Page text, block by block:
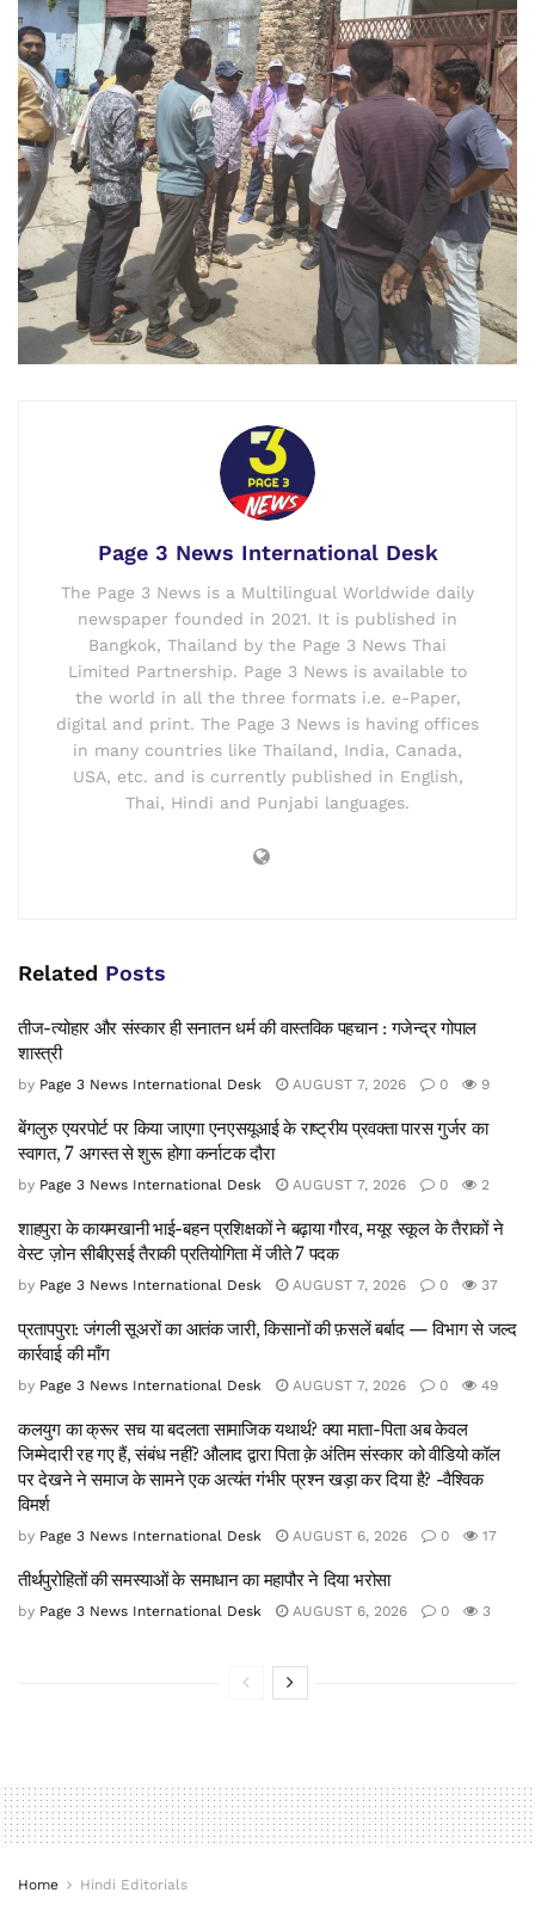
Page 3 News International Desk
The Page 3 News is a Multilingual Worldwide daily
newspaper founded in 2021. It is published in
Bangkok, Thailand by the Page 3 News Thai
Limited Partnership. Page 3 News is available to
the world in all the three formats i.e. e-Paper,
digital and print. The Page 3 News is having offices
in many countries like Thailand, India, Canada,
USA, etc. and is currently published in English,
Thai, Hindi and Punjabi languages.
Related Posts
तीज-त्योहार और संस्कार ही सनातन धर्म की वास्तविक पहचान : गजेन्द्र गोपाल
शास्त्री
by Page 3 News International Desk AUGUST 7, 2026 0 9
बेंगलुरु एयरपोर्ट पर किया जाएगा एनएसयूआई के राष्ट्रीय प्रवक्ता पारस गुर्जर का
स्वागत, 7 अगस्त से शुरू होगा कर्नाटक दौरा
by Page 3 News International Desk AUGUST 7, 2026 0 2
शाहपुरा के कायमखानी भाई-बहन प्रशिक्षकों ने बढ़ाया गौरव, मयूर स्कूल के तैराकों ने
वेस्ट ज़ोन सीबीएसई तैराकी प्रतियोगिता में जीते 7 पदक
by Page 3 News International Desk AUGUST 7, 2026 0 37
प्रतापपुरा: जंगली सूअरों का आतंक जारी, किसानों की फ़सलें बर्बाद — विभाग से जल्द
कार्रवाई की माँग
by Page 3 News International Desk AUGUST 7, 2026 0 49
कलयुग का क्रूर सच या बदलता सामाजिक यथार्थ? क्या माता-पिता अब केवल
जिम्मेदारी रह गए हैं, संबंध नहीं? औलाद द्वारा पिता क़े अंतिम संस्कार को वीडियो कॉल
पर देखने ने समाज के सामने एक अत्यंत गंभीर प्रश्न खड़ा कर दिया है? -वैश्विक
विमर्श
by Page 3 News International Desk AUGUST 6, 2026 0 17
तीर्थपुरोहितों की समस्याओं के समाधान का महापौर ने दिया भरोसा
by Page 3 News International Desk AUGUST 6, 2026 0 3
Home Hindi Editorials